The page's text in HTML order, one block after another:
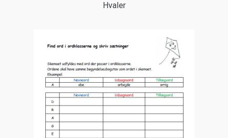
Hvaler